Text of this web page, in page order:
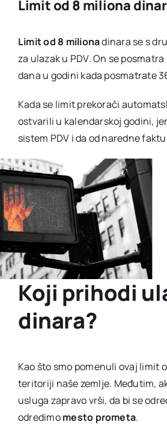
Limit od 8 miliona
Limit od 8 milionadinara se s
za ulazak u PDV. On se posmatra
dana u godini kada posmatrate
Kada se limit prekorači
ostvarili u kalendarskoj godini,
sistem PDV i da od naredne
Koji prihodi
dinara?
Kao što smo pomenuli ovaj limit
teritoriji naše zemlje. Međutim,
usluga zapravo vrši, da bi se
odredimomesto prometa.